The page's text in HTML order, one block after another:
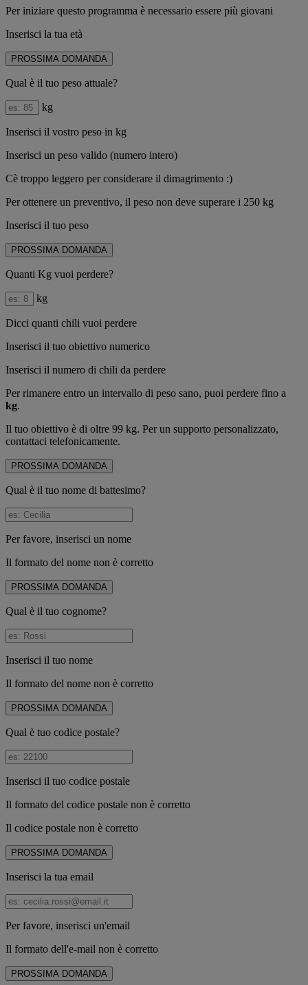
Per iniziare questo programma è necessario essere più giovani
Inserisci la tua età
PROSSIMA DOMANDA
Qual è il tuo peso attuale?
kg
Inserisci il vostro peso in kg
Inserisci un peso valido (numero intero)
Cè troppo leggero per considerare il dimagrimento :)
Per ottenere un preventivo, il peso non deve superare i 250 kg
Inserisci il tuo peso
PROSSIMA DOMANDA
Quanti Kg vuoi perdere?
kg
Dicci quanti chili vuoi perdere
Inserisci il tuo obiettivo numerico
Inserisci il numero di chili da perdere
Per rimanere entro un intervallo di peso sano, puoi perdere fino a
kg.
Il tuo obiettivo è di oltre 99 kg. Per un supporto personalizzato,
contattaci telefonicamente.
PROSSIMA DOMANDA
Qual è il tuo nome di battesimo?
Per favore, inserisci un nome
Il formato del nome non è corretto
PROSSIMA DOMANDA
Qual è il tuo cognome?
Inserisci il tuo nome
Il formato del nome non è corretto
PROSSIMA DOMANDA
Qual è tuo codice postale?
Inserisci il tuo codice postale
Il formato del codice postale non è corretto
Il codice postale non è corretto
PROSSIMA DOMANDA
Inserisci la tua email
Per favore, inserisci un'email
Il formato dell'e-mail non è corretto
PROSSIMA DOMANDA